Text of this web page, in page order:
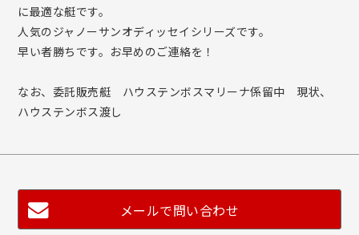
に最適な艇です。
人気のジャノーサンオディッセイシリーズです。
早い者勝ちです。お早めのご連絡を！
なお、委託販売艇 ハウステンボスマリーナ係留中 現状、
ハウステンボス渡し
メールで問い合わせ